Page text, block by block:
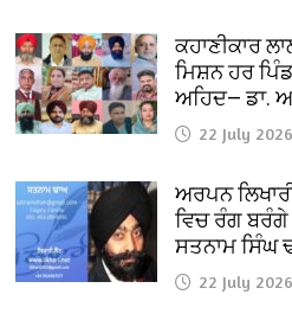
ਕਹਾਣੀਕਾਰ
ਮਿਸ਼ਨ ਹਰ
ਅਹਿਦ— ਡਾ.
22 July 2026
ਅਰਪਨ
ਵਿਚ ਰੰਗ ਬਰੰਗੇ
ਸਤਨਾਮ ਸਿੰਘ
22 July 2026